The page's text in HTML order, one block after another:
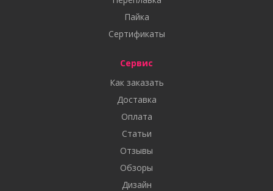
Пайка
Сертификаты
Сервис
Как заказать
Доставка
Оплата
Статьи
Отзывы
Обзоры
Дизайн